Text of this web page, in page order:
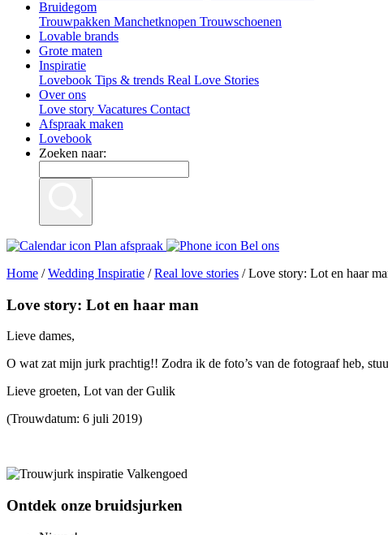
Bruidegom
Trouwpakken Manchetknopen Trouwschoenen
Lovable brands
Grote maten
Inspiratie
Lovebook Tips & trends Real Love Stories
Over ons
Love story Vacatures Contact
Afspraak maken
Lovebook
Zoeken naar:
Plan afspraak
Bel ons
Home /Wedding Inspiratie /Real love stories /Love story: Lot en haar
Love story: Lot en haar man
Lieve dames,
O wat zat mijn jurk prachtig!! Zodra ik de foto’s van de fotograaf heb,
Lieve groeten, Lot van der Gulik
(Trouwdatum: 6 juli 2019)
Ontdek onze bruidsjurken